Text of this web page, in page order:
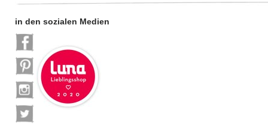
in den sozialen Medien